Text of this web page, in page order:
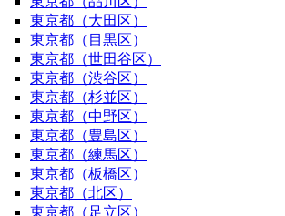
東京都（大田区）
東京都（目黒区）
東京都（世田谷区）
東京都（渋谷区）
東京都（杉並区）
東京都（中野区）
東京都（豊島区）
東京都（練馬区）
東京都（板橋区）
東京都（北区）
東京都（足立区）